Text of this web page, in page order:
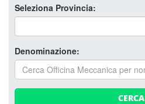
Seleziona Provincia:
Denominazione:
CERCA